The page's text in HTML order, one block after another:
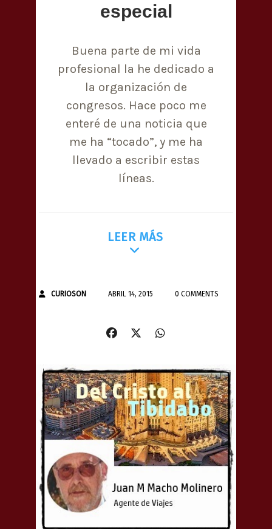
especial
Buena parte de mi vida
profesional la he dedicado a
la organización de
congresos. Hace poco me
enteré de una noticia que
me ha “tocado”, y me ha
llevado a escribir estas
líneas.
LEER MÁS
CURIOSON ABRIL 14, 2015 0 COMMENTS